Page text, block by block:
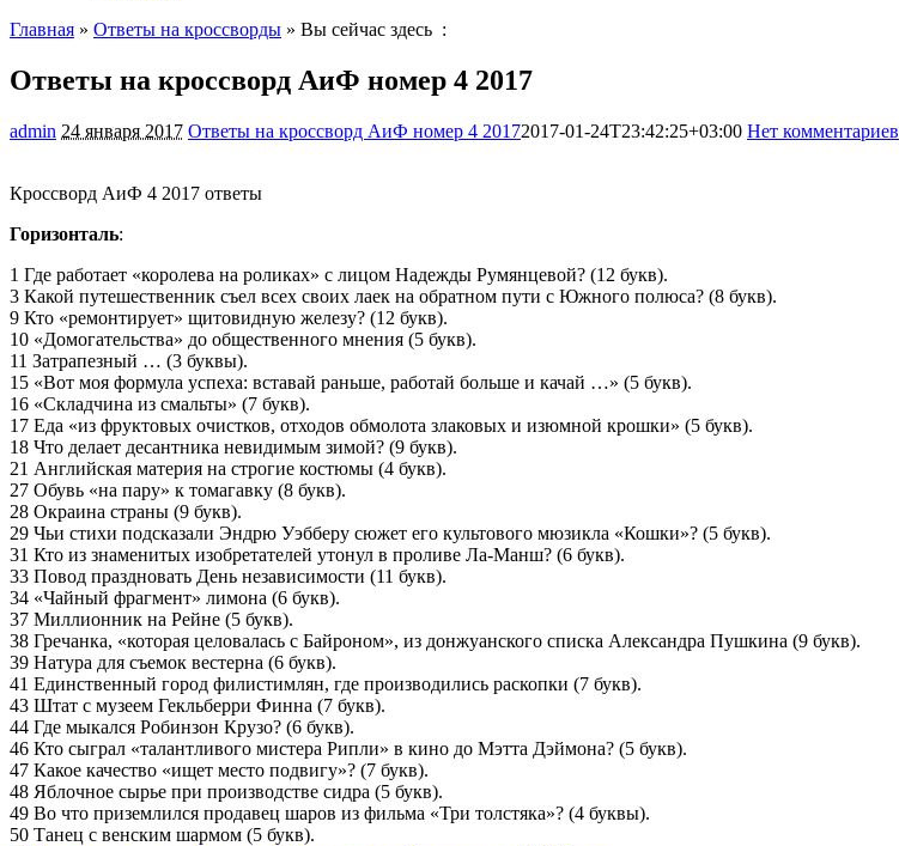
Главная » Ответы на кроссворды » Вы сейчас здесь :
Ответы на кроссворд АиФ номер 4 2017
admin 24 января 2017 Ответы на кроссворд АиФ номер 4 20172017-01-24T23:42:25+03:00 Нет комментариев
Кроссворд АиФ 4 2017 ответы
Горизонталь:
1 Где работает «королева на роликах» с лицом Надежды Румянцевой? (12 букв).
3 Какой путешественник съел всех своих лаек на обратном пути с Южного полюса? (8 букв).
9 Кто «ремонтирует» щитовидную железу? (12 букв).
10 «Домогательства» до общественного мнения (5 букв).
11 Затрапезный … (3 буквы).
15 «Вот моя формула успеха: вставай раньше, работай больше и качай …» (5 букв).
16 «Складчина из смальты» (7 букв).
17 Еда «из фруктовых очистков, отходов обмолота злаковых и изюмной крошки» (5 букв).
18 Что делает десантника невидимым зимой? (9 букв).
21 Английская материя на строгие костюмы (4 букв).
27 Обувь «на пару» к томагавку (8 букв).
28 Окраина страны (9 букв).
29 Чьи стихи подсказали Эндрю Уэбберу сюжет его культового мюзикла «Кошки»? (5 букв).
31 Кто из знаменитых изобретателей утонул в проливе Ла-Манш? (6 букв).
33 Повод праздновать День независимости (11 букв).
34 «Чайный фрагмент» лимона (6 букв).
37 Миллионник на Рейне (5 букв).
38 Гречанка, «которая целовалась с Байроном», из донжуанского списка Александра Пушкина (9 букв).
39 Натура для съемок вестерна (6 букв).
41 Единственный город филистимлян, где производились раскопки (7 букв).
43 Штат с музеем Гекльберри Финна (7 букв).
44 Где мыкался Робинзон Крузо? (6 букв).
46 Кто сыграл «талантливого мистера Рипли» в кино до Мэтта Дэймона? (5 букв).
47 Какое качество «ищет место подвигу»? (7 букв).
48 Яблочное сырье при производстве сидра (5 букв).
49 Во что приземлился продавец шаров из фильма «Три толстяка»? (4 буквы).
50 Танец с венским шармом (5 букв).